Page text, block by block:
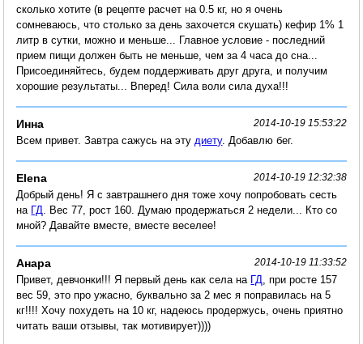
сколько хотите (в рецепте расчет на 0.5 кг, но я очень
сомневаюсь, что столько за день захочется скушать) кефир 1% 1
литр в сутки, можно и меньше... Главное условие - последний
прием пищи должен быть не меньше, чем за 4 часа до сна...
Присоединяйтесь, будем поддерживать друг друга, и получим
хорошие результаты... Вперед! Сила воли сила духа!!!
Инна 2014-10-19 15:53:22
Всем привет. Завтра сажусь на эту диету. Добавлю бег.
Elena 2014-10-19 12:32:38
Добрый день! Я с завтрашнего дня тоже хочу попробовать сесть
на ГД
. Вес 77, рост 160. Думаю продержаться 2 недели... Кто со
мной? Давайте вместе, вместе веселее!
Анара 2014-10-19 11:33:52
Привет, девчонки!!! Я первый день как села на ГД
, при росте 157
вес 59, это про ужасно, буквально за 2 мес я поправилась на 5
кг!!!! Хочу похудеть на 10 кг, надеюсь продержусь, очень приятно
читать ваши отзывы, так мотивирует))))